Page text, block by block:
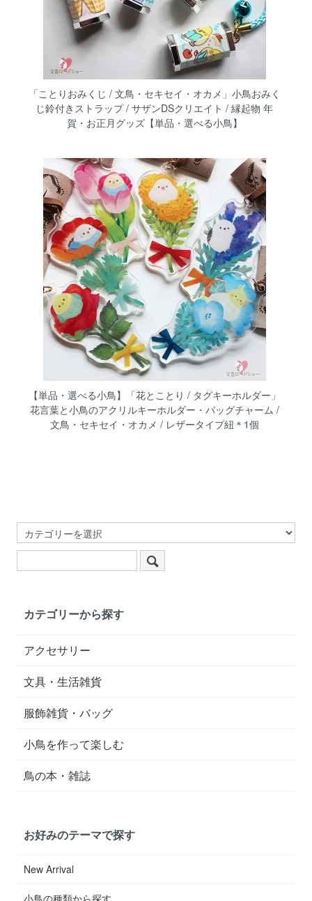
「ことりおみくじ / 文鳥・セキセイ・オカメ」小鳥おみく
じ鈴付きストラップ / サザンDSクリエイト / 縁起物 年
賀・お正月グッズ【単品・選べる小鳥】
【単品・選べる小鳥】「花とことり / タグキーホルダー」
花言葉と小鳥のアクリルキーホルダー・バッグチャーム /
文鳥・セキセイ・オカメ / レザータイプ紐＊1個
カテゴリーから探す
アクセサリー
文具・生活雑貨
服飾雑貨・バッグ
小鳥を作って楽しむ
鳥の本・雑誌
お好みのテーマで探す
New Arrival
小鳥の種類から探す